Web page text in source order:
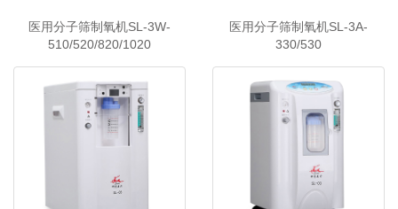
医用分子筛制氧机SL-3W-
510/520/820/1020
医用分子筛制氧机SL-3A-
330/530